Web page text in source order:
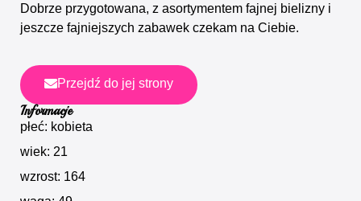
Dobrze przygotowana, z asortymentem fajnej bielizny i
jeszcze fajniejszych zabawek czekam na Ciebie.
Przejdź do jej strony
Informacje
płeć: kobieta
wiek: 21
wzrost: 164